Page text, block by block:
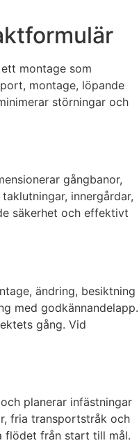
montage som
montage, löpande
störningar och
gångbanor,
innergårdar,
säkerhet och effektivt
ändring, besiktning
med godkännandelapp.
gång. Vid
planerar infästningar
fria transportstråk och
flödet från start till mål.